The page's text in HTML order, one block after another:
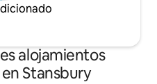
alojamientos
Stansbury